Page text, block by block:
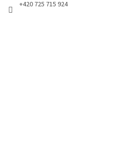
+420 725 715 924